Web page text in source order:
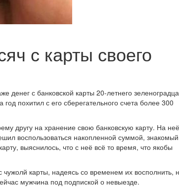
с карты своего
денег с банковской карты 20-летнего
похитил с его сберегательного счета более 300
другу на хранение свою банковскую карту. На неё
воспользоваться накопленной суммой, знакомый
выяснилось, что с неё всё то время, что якобы
чужолй карты, надеясь со временем их восполнить,
мужчина под подпиской о невыезде.